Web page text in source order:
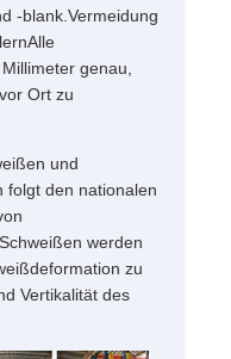
-blank.Vermeidung
genau,
Ort zu
und
folgt den nationalen
werden
zu
Vertikalität des